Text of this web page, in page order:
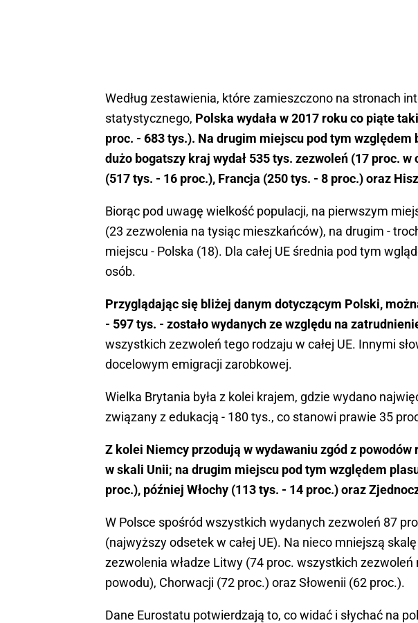
Według zestawienia, które zamieszczono na stronach
statystycznego, Polska wydała w 2017 roku co piąte
proc. - 683 tys.). Na drugim miejscu pod tym względem
dużo bogatszy kraj wydał 535 tys. zezwoleń (17 proc. w
(517 tys. - 16 proc.), Francja (250 tys. - 8 proc.) oraz
Biorąc pod uwagę wielkość populacji, na pierwszym
(23 zezwolenia na tysiąc mieszkańców), na drugim -
miejscu - Polska (18). Dla całej UE średnia pod tym
osób.
Przyglądając się bliżej danym dotyczącym Polski,
- 597 tys. - zostało wydanych ze względu na
wszystkich zezwoleń tego rodzaju w całej UE. Innymi
docelowym emigracji zarobkowej.
Wielka Brytania była z kolei krajem, gdzie wydano
związany z edukacją - 180 tys., co stanowi prawie 35
Z kolei Niemcy przodują w wydawaniu zgód z
w skali Unii; na drugim miejscu pod tym względem
proc.), później Włochy (113 tys. - 14 proc.) oraz
W Polsce spośród wszystkich wydanych zezwoleń 87
(najwyższy odsetek w całej UE). Na nieco mniejszą
zezwolenia władze Litwy (74 proc. wszystkich
powodu), Chorwacji (72 proc.) oraz Słowenii (62 proc.).
Dane Eurostatu potwierdzają to, co widać i słychać na